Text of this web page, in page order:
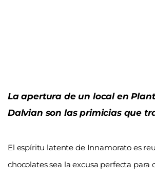
La apertura de un local en
Dalvian son las primicias que
El espíritu latente de Innamorato es
chocolates sea la excusa perfecta